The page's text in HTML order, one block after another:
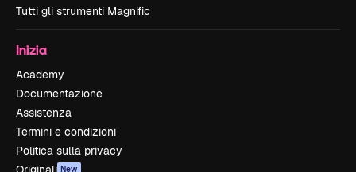
Tutti gli strumenti Magnific
Inizia
Academy
Documentazione
Assistenza
Termini e condizioni
Politica sulla privacy
New